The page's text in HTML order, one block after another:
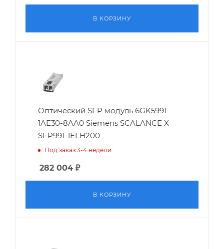
В КОРЗИНУ
Оптический SFP модуль 6GK5991-
1AE30-8AA0 Siemens SCALANCE X
SFP991-1ELH200
Под заказ 3-4 недели
282 004 ₽
В КОРЗИНУ